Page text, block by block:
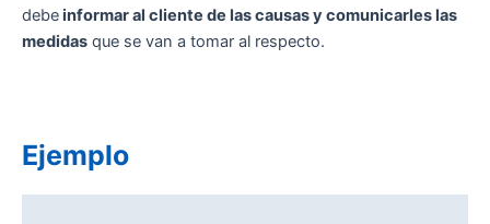
debeinformar al cliente de las causas y comunicarles las
medidas que se van a tomar al respecto.
Ejemplo